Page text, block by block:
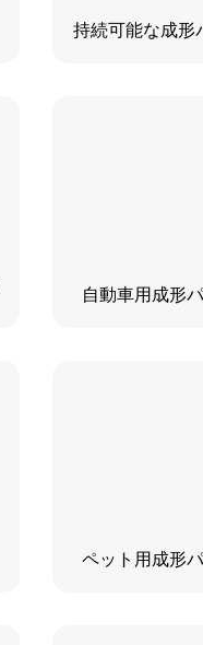
持続可能な成形
自動車用成形
ペット用成形